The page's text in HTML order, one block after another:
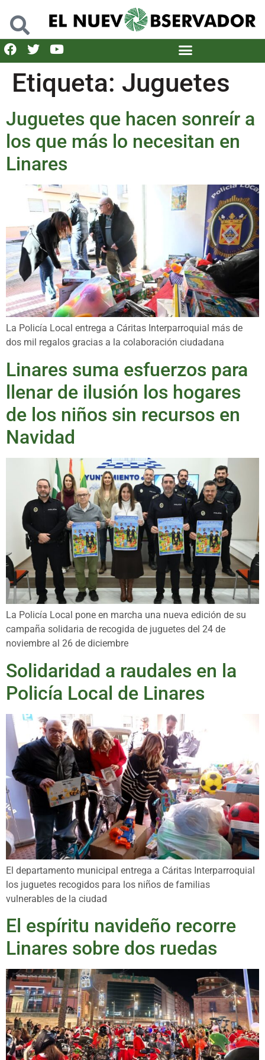
Etiqueta: Juguetes
Juguetes que hacen sonreír a
los que más lo necesitan en
Linares
La Policía Local entrega a Cáritas Interparroquial más de
dos mil regalos gracias a la colaboración ciudadana
Linares suma esfuerzos para
llenar de ilusión los hogares
de los niños sin recursos en
Navidad
La Policía Local pone en marcha una nueva edición de su
campaña solidaria de recogida de juguetes del 24 de
noviembre al 26 de diciembre
Solidaridad a raudales en la
Policía Local de Linares
El departamento municipal entrega a Cáritas Interparroquial
los juguetes recogidos para los niños de familias
vulnerables de la ciudad
El espíritu navideño recorre
Linares sobre dos ruedas